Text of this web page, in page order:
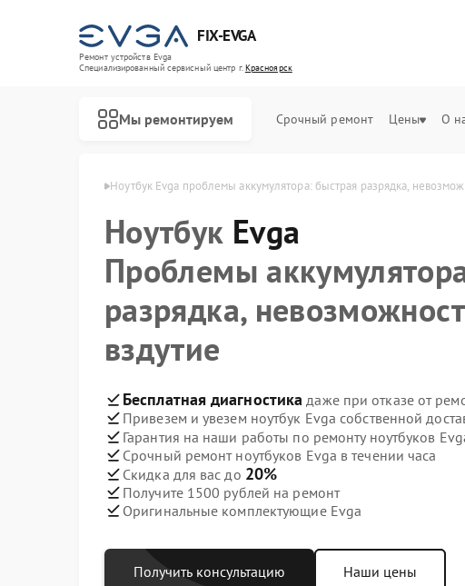
FIX-EVGA
Ремонт устройств Evga
Специализированный cервисный центр г.Красноярск
Мы ремонтируем Срочный ремонт Цены О
в Красноярске Ноутбук Evga проблемы аккумулятора: быстрая разрядка,
Ноутбук Evga
Проблемы
разрядка,
вздутие
Бесплатная диагностика даже при отказе от
Привезем и увезем ноутбук Evga собственной
Гарантия на наши работы по ремонту ноутбуков
Срочный ремонт ноутбуков Evga в течении часа
Скидка для вас до 20%
Получите 1500 рублей на ремонт
Оригинальные комплектующие Evga
Получить консультацию Наши цены